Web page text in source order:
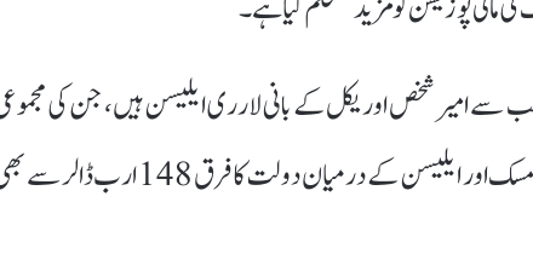
امیر شخص اوریکل کے بانی لارری ایلیسن ہیں، جن کی
دولت تقریباً 351.5 ارب ڈالر تک پہنچ گئی ہے۔ اس طرح مسک اور ایلیسن کے درمیان دولت کا فرق 148